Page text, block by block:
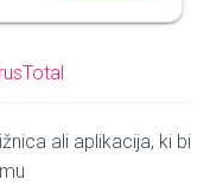
ali aplikacija, ki bi